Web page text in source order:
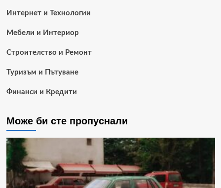
Интернет и Технологии
Мебели и Интериор
Строителство и Ремонт
Туризъм и Пътуване
Финанси и Кредити
Може би сте пропуснали